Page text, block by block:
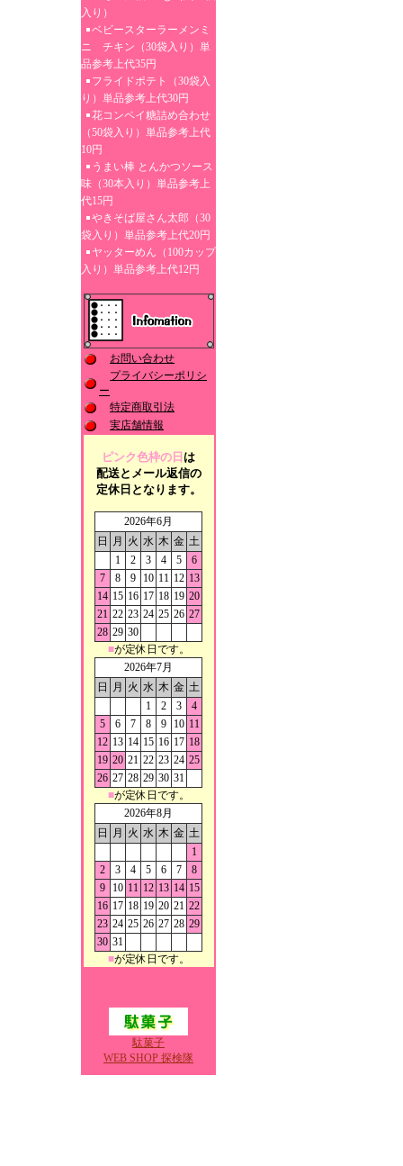
入り）
ベビースターラーメンミ
ニ チキン（30袋入り）単
品参考上代35円
フライドポテト（30袋入
り）単品参考上代30円
花コンペイ糖詰め合わせ
（50袋入り）単品参考上代
10円
うまい棒 とんかつソース
味（30本入り）単品参考上
代15円
やきそば屋さん太郎（30
袋入り）単品参考上代20円
ヤッターめん（100カップ
入り）単品参考上代12円
お問い合わせ
プライバシーポリシ
ー
特定商取引法
実店舗情報
ピンク色枠の日 は
配送とメール返信の
定休日となります。
2026年6月
日
月 火 水 木 金 土
1
2 3 4 5
6
7
8 9 10 11 12 13
14 15 16 17 18 19 20
21 22 23 24 25 26 27
28 29 30
■が定休日です。
2026年7月
日
月 火 水 木 金 土
1
2 3
4
5
6 7 8 9 10 11
12 13 14 15 16 17 18
19 20 21 22 23 24 25
26 27 28 29 30 31
■が定休日です。
2026年8月
日
月 火 水 木 金 土
1
2
3 4 5 6 7
8
9
10 11 12 13 14 15
16 17 18 19 20 21 22
23 24 25 26 27 28 29
30 31
■が定休日です。
駄菓子
WEB SHOP 探検隊